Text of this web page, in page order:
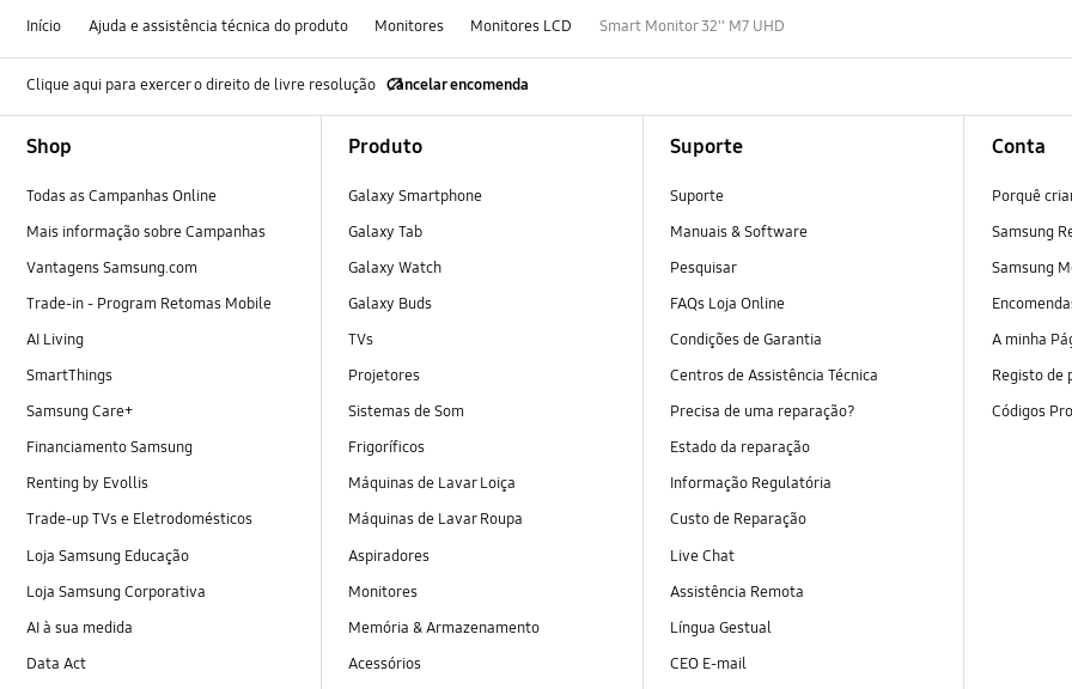
Início Ajuda e assistência técnica do produto Monitores Monitores LCD Smart Monitor 32'' M7 UHD
Clique aqui para exercer o direito de livre resolução Cancelar encomenda
Shop
Todas as Campanhas Online
Mais informação sobre Campanhas
Vantagens Samsung.com
Trade-in - Program Retomas Mobile
AI Living
SmartThings
Samsung Care+
Financiamento Samsung
Renting by Evollis
Trade-up TVs e Eletrodomésticos
Loja Samsung Educação
Loja Samsung Corporativa
AI à sua medida
Data Act
Produto
Galaxy Smartphone
Galaxy Tab
Galaxy Watch
Galaxy Buds
TVs
Projetores
Sistemas de Som
Frigoríficos
Máquinas de Lavar Loiça
Máquinas de Lavar Roupa
Aspiradores
Monitores
Memória & Armazenamento
Acessórios
Suporte
Suporte
Manuais & Software
Pesquisar
FAQs Loja Online
Condições de Garantia
Centros de Assistência Técnica
Precisa de uma reparação?
Estado da reparação
Informação Regulatória
Custo de Reparação
Live Chat
Assistência Remota
Língua Gestual
CEO E-mail
Conta
Porquê
Samsung
Samsung
A minha
Registo de
Códigos